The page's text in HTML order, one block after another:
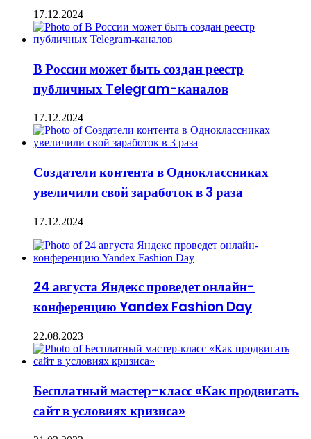
17.12.2024
В России может быть создан реестр
публичных Telegram-каналов
17.12.2024
Создатели контента в Одноклассниках
увеличили свой заработок в 3 раза
17.12.2024
24 августа Яндекс проведет онлайн-
конференцию Yandex Fashion Day
22.08.2023
Бесплатный мастер-класс «Как продвигать
сайт в условиях кризиса»